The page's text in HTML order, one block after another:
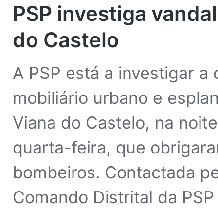
PSP investiga
do Castelo
A PSP está a investigar
mobiliário urbano e
Viana do Castelo, na
quarta-feira, que
bombeiros. Contactada
Comando Distrital da